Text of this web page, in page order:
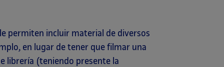
permiten incluir material de diversos
en lugar de tener que filmar una
librería (teniendo presente la